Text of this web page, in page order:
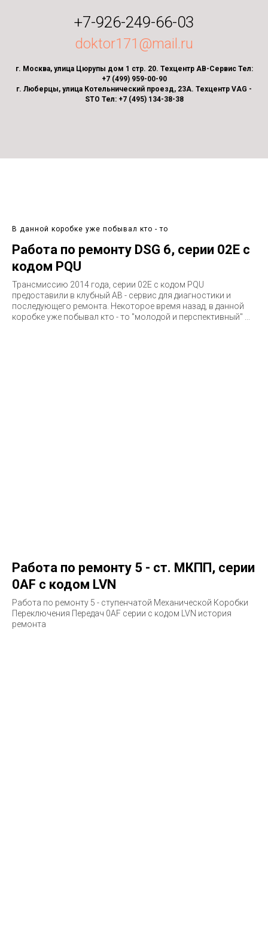
+7-926-249-66-03
doktor171@mail.ru
г. Москва, улица Цюрупы дом 1 стр. 20. Техцентр АВ-Сервис Тел:
+7 (499) 959-00-90
г. Люберцы, улица Котельнический проезд, 23А. Техцентр VAG -
STO Тел: +7 (495) 134-38-38
В данной коробке уже побывал кто - то
Работа по ремонту DSG 6, серии 02E с
кодом PQU
Трансмиссию 2014 года, серии 02E c кодом PQU
предоставили в клубный АВ - сервис для диагностики и
последующего ремонта. Некоторое время назад, в данной
коробке уже побывал кто - то "молодой и перспективный" ...
Работа по ремонту 5 - ст. МКПП, серии
0AF с кодом LVN
Работа по ремонту 5 - ступенчатой Механической Коробки
Переключения Передач 0AF серии с кодом LVN история
ремонта